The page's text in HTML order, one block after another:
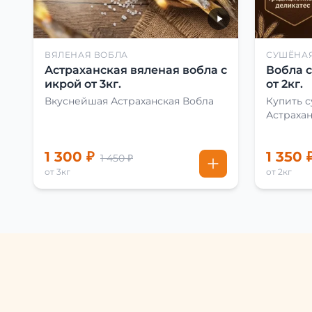
ВЯЛЕНАЯ ВОБЛА
Астраханская вяленая вобла с
икрой от 3кг.
Вкуснейшая Астраханская Вобла
1 300 ₽ 1 450 ₽
от 3кг
Вобла
от 2кг.
Купить
1 350
от 2кг